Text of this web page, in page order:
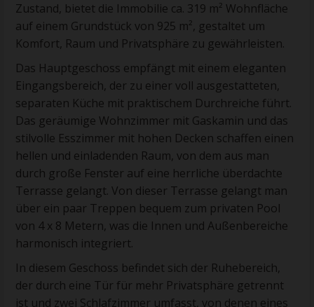
Zustand, bietet die Immobilie ca. 319 m² Wohnfläche
auf einem Grundstück von 925 m², gestaltet um
Komfort, Raum und Privatsphäre zu gewährleisten.
Das Hauptgeschoss empfängt mit einem eleganten
Eingangsbereich, der zu einer voll ausgestatteten,
separaten Küche mit praktischem Durchreiche führt.
Das geräumige Wohnzimmer mit Gaskamin und das
stilvolle Esszimmer mit hohen Decken schaffen einen
hellen und einladenden Raum, von dem aus man
durch große Fenster auf eine herrliche überdachte
Terrasse gelangt. Von dieser Terrasse gelangt man
über ein paar Treppen bequem zum privaten Pool
von 4 x 8 Metern, was die Innen und Außenbereiche
harmonisch integriert.
In diesem Geschoss befindet sich der Ruhebereich,
der durch eine Tür für mehr Privatsphäre getrennt
ist und zwei Schlafzimmer umfasst, von denen eines